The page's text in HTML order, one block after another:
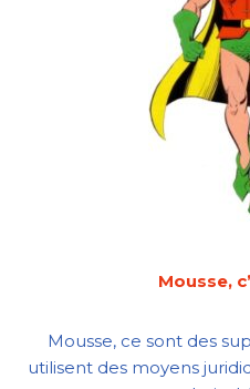
Mousse,
Mousse, ce sont des
utilisent des moyens